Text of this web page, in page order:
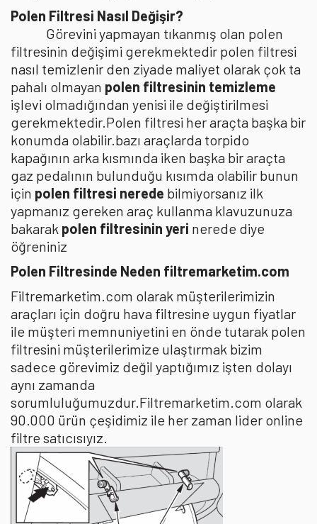
Polen Filtresi Nasıl Değişir?
Görevini yapmayan tıkanmış olan polen
filtresinin değişimi gerekmektedir polen filtresi
nasıl temizlenir den ziyade maliyet olarak çok ta
pahalı olmayan polen filtresinin temizleme
işlevi olmadığından yenisi ile değiştirilmesi
gerekmektedir.Polen filtresi her araçta başka bir
konumda olabilir.bazı araçlarda torpido
kapağının arka kısmında iken başka bir araçta
gaz pedalının bulunduğu kısımda olabilir bunun
için polen filtresi nerede bilmiyorsanız ilk
yapmanız gereken araç kullanma klavuzunuza
bakarak polen filtresinin yeri nerede diye
öğreniniz
Polen Filtresinde Neden filtremarketim.com
Filtremarketim.com olarak müşterilerimizin
araçları için doğru hava filtresine uygun fiyatlar
ile müşteri memnuniyetini en önde tutarak polen
filtresini müşterilerimize ulaştırmak bizim
sadece görevimiz değil yaptığımız işten dolayı
aynı zamanda
sorumluluğumuzdur.Filtremarketim.com olarak
90.000 ürün çeşidimiz ile her zaman lider online
filtre satıcısıyız.